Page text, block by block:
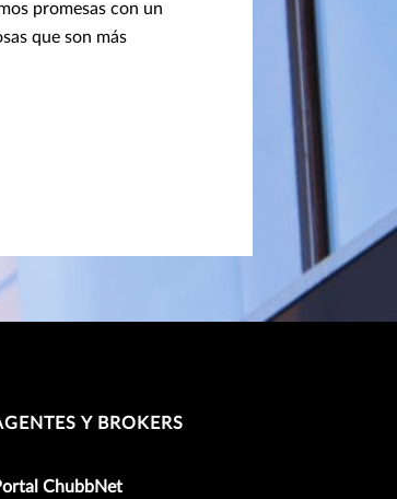
promesas con un
que son más
Y BROKERS
ChubbNet